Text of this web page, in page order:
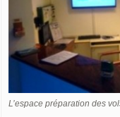
L’espace préparation des